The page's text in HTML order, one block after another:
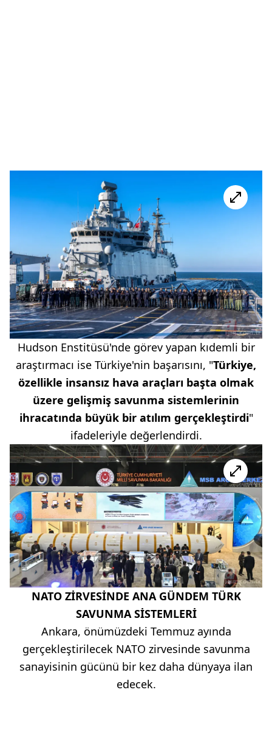
Hudson Enstitüsü'nde görev yapan kıdemli bir
araştırmacı ise Türkiye'nin başarısını, "Türkiye,
özellikle insansız hava araçları başta olmak
üzere gelişmiş savunma sistemlerinin
ihracatında büyük bir atılım gerçekleştirdi"
ifadeleriyle değerlendirdi.
NATO ZİRVESİNDE ANA GÜNDEM TÜRK
SAVUNMA SİSTEMLERİ
Ankara, önümüzdeki Temmuz ayında
gerçekleştirilecek NATO zirvesinde savunma
sanayisinin gücünü bir kez daha dünyaya ilan
edecek.